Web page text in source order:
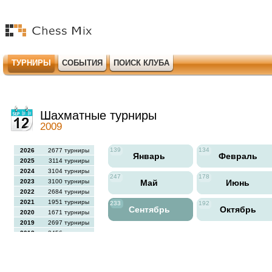
ТУРНИРЫ СОБЫТИЯ ПОИСК КЛУБА
Шахматные турниры
2009
2026
2677 турниры
2025
3114 турниры
2024
3104 турниры
2023
3100 турниры
2022
2684 турниры
2021
1951 турниры
2020
1671 турниры
2019
2697 турниры
2018
2456 турниры
139
Январь
134
Февраль
247
Май
178
Июнь
233
Сентябрь
192
Октябрь